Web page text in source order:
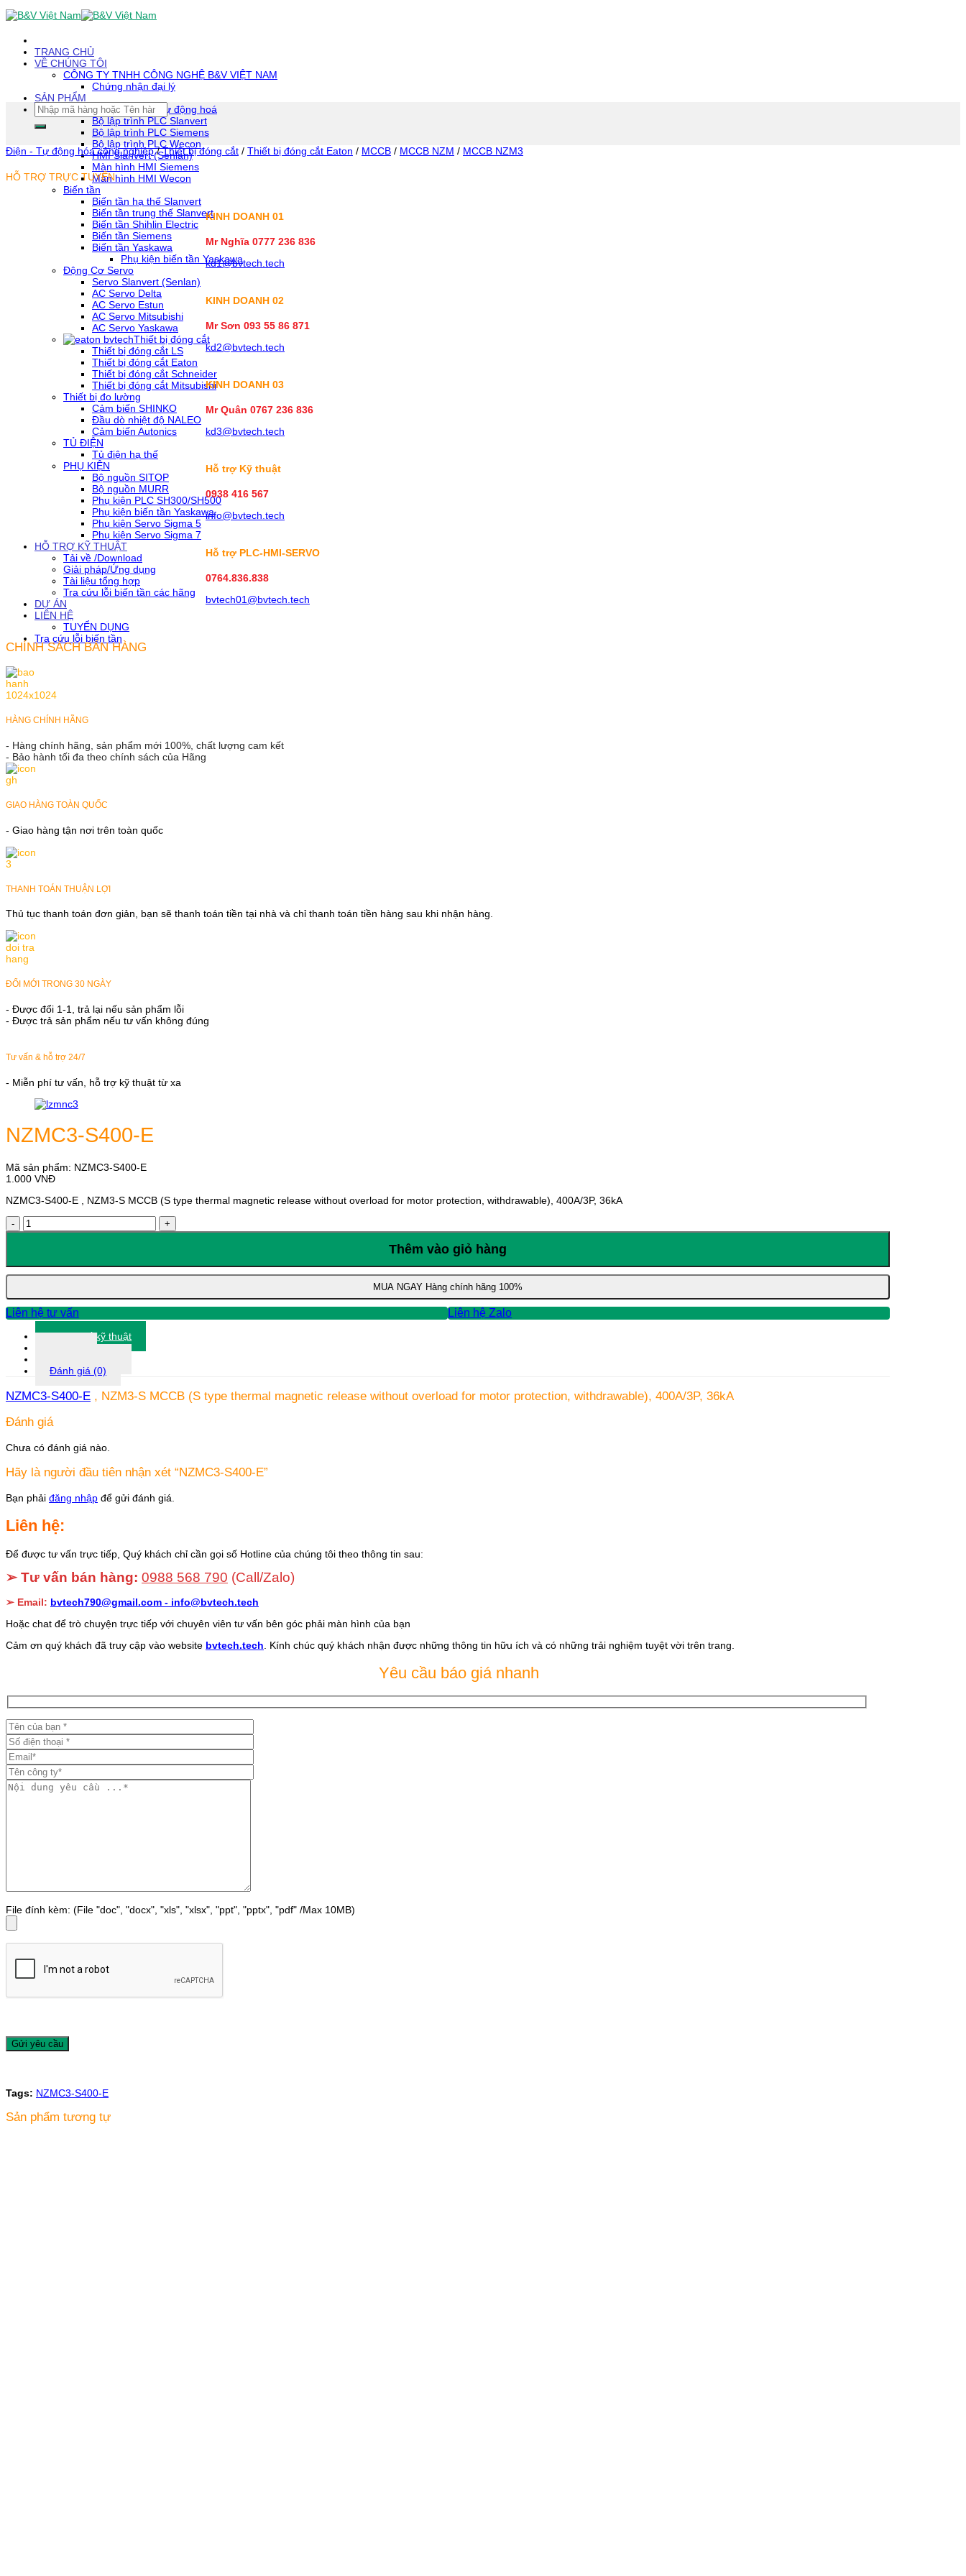
Skip
To
(tạm
dịch)
TRANG CHỦ
VỀ CHÚNG TÔI
CÔNG TY TNHH CÔNG NGHỆ B&V VIỆT NAM
Chứng nhận đại lý
SẢN PHẨM
Thiết bị tự động hoá
Bộ lập trình PLC Slanvert
Bộ lập trình PLC Siemens
Bộ lập trình PLC Wecon
HMI Slanvert (Senlan)
Màn hình HMI Siemens
Màn hình HMI Wecon
Biến tần
Biến tần hạ thế Slanvert
Biến tần trung thế Slanvert
Biến tần Shihlin Electric
Biến tần Siemens
Biến tần Yaskawa
Phụ kiện biến tần Yaskawa
Động Cơ Servo
Servo Slanvert (Senlan)
AC Servo Delta
AC Servo Estun
AC Servo Mitsubishi
AC Servo Yaskawa
Thiết bị đóng cắt
Thiết bị đóng cắt LS
Thiết bị đóng cắt Eaton
Thiết bị đóng cắt Schneider
Thiết bị đóng cắt Mitsubishi
Thiết bị đo lường
Cảm biến SHINKO
Đầu dò nhiệt độ NALEO
Cảm biến Autonics
TỦ ĐIỆN
Tủ điện hạ thế
PHỤ KIỆN
Bộ nguồn SITOP
Bộ nguồn MURR
Phụ kiện PLC SH300/SH500
Phụ kiện biến tần Yaskawa
Phụ kiện Servo Sigma 5
Phụ kiện Servo Sigma 7
HỖ TRỢ KỸ THUẬT
Tải về /Download
Giải pháp/Ứng dụng
Tài liệu tổng hợp
Tra cứu lỗi biến tần các hãng
DỰ ÁN
LIÊN HỆ
TUYỂN DỤNG
Tra cứu lỗi biến tần
Tìm
kiếm:
Điện - Tự động hóa công nghiệp / Thiết bị đóng cắt / Thiết bị đóng cắt Eaton / MCCB / MCCB NZM / MCCB NZM3
HỖ TRỢ TRỰC TUYẾN
KINH DOANH 01
Mr Nghĩa 0777 236 836
kd1@bvtech.tech
KINH DOANH 02
Mr Sơn 093 55 86 871
kd2@bvtech.tech
KINH DOANH 03
Mr Quân 0767 236 836
kd3@bvtech.tech
Hỗ trợ Kỹ thuật
0938 416 567
info@bvtech.tech
Hỗ trợ PLC-HMI-SERVO
0764.836.838
bvtech01@bvtech.tech
CHÍNH SÁCH BÁN HÀNG
HÀNG CHÍNH HÃNG
- Hàng chính hãng, sản phẩm mới 100%, chất lượng cam kết
- Bảo hành tối đa theo chính sách của Hãng
GIAO HÀNG TOÀN QUỐC
- Giao hàng tận nơi trên toàn quốc
THANH TOÁN THUẬN LỢI
Thủ tục thanh toán đơn giản, bạn sẽ thanh toán tiền tại nhà và chỉ thanh toán tiền hàng sau khi nhận hàng.
ĐỔI MỚI TRONG 30 NGÀY
- Được đổi 1-1, trả lại nếu sản phẩm lỗi
- Được trả sản phẩm nếu tư vấn không đúng
Tư vấn & hỗ trợ 24/7
- Miễn phí tư vấn, hỗ trợ kỹ thuật từ xa
NZMC3-S400-E
Mã sản phẩm: NZMC3-S400-E
1.000 VNĐ
NZMC3-S400-E , NZM3-S MCCB (S type thermal magnetic release without overload for motor protection, withdrawable), 400A/3P, 36kA
NZMC3-
S400-
lượng
Thêm vào giỏ hàng
MUA NGAY Hàng chính hãng 100%
Liên hệ tư vấn Liên hệ Zalo
Thông số kỹ thuật
Đánh giá (0)
NZMC3-S400-E , NZM3-S MCCB (S type thermal magnetic release without overload for motor protection, withdrawable), 400A/3P, 36kA
Đánh giá
Chưa có đánh giá nào.
Hãy là người đầu tiên nhận xét “NZMC3-S400-E”
Bạn phải đăng nhập để gửi đánh giá.
Liên hệ:
Để được tư vấn trực tiếp, Quý khách chỉ cần gọi số Hotline của chúng tôi theo thông tin sau:
➢ Tư vấn bán hàng: 0988 568 790 (Call/Zalo)
➢ Email: bvtech790@gmail.com - info@bvtech.tech
Hoặc chat để trò chuyện trực tiếp với chuyên viên tư vấn bên góc phải màn hình của bạn
Cảm ơn quý khách đã truy cập vào website bvtech.tech. Kính chúc quý khách nhận được những thông tin hữu ích và có những trải nghiệm tuyệt vời trên trang.
Yêu cầu báo giá nhanh
File đính kèm: (File "doc", "docx", "xls", "xlsx", "ppt", "pptx", "pdf" /Max 10MB)
Tags: NZMC3-S400-E
Sản phẩm tương tự